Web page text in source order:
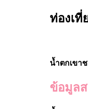
ท่องเที่
น้ำตกเขา
ข้อมูล